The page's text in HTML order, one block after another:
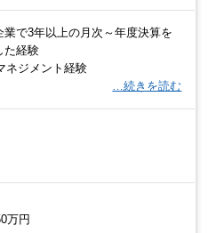
業で3年以上の月次～年度決算を
た経験
ネジメント経験
…続きを読む
万円